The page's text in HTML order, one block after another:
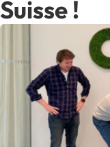
Suisse !